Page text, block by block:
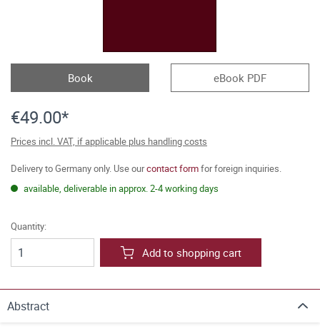
Book eBook PDF
€49.00*
Prices incl. VAT, if applicable plus handling costs
Delivery to Germany only. Use ourcontact formfor foreign inquiries.
available, deliverable in approx. 2-4 working days
Quantity:
Add to shopping cart
Abstract